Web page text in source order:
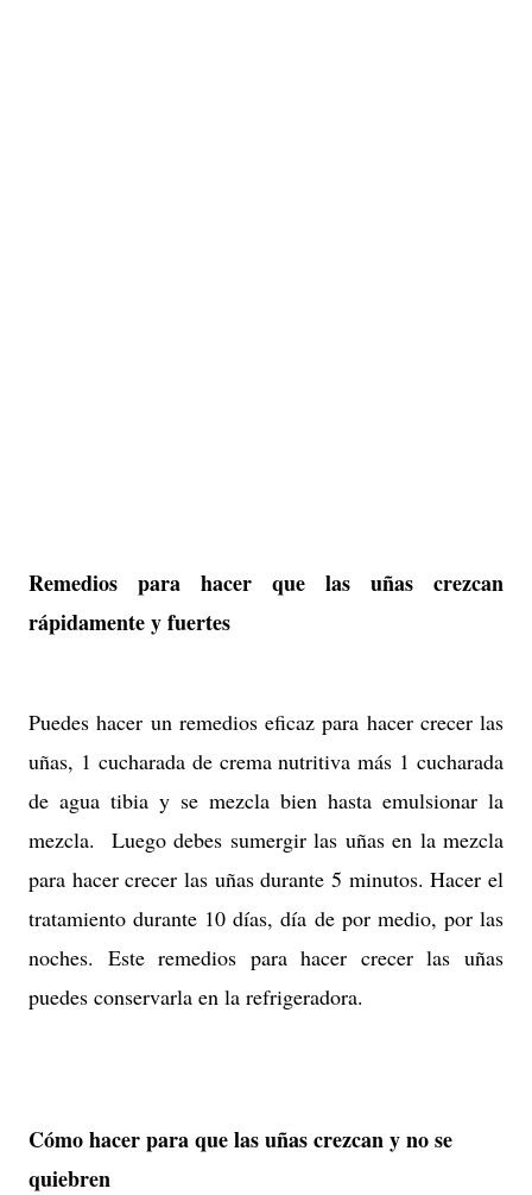
Remedios para hacer que las uñas crezcan
rápidamente y fuertes
Puedes hacer un remedios eficaz para hacer crecer las
uñas, 1 cucharada de crema nutritiva más 1 cucharada
de agua tibia y se mezcla bien hasta emulsionar la
mezcla. Luego debes sumergir las uñas en la mezcla
para hacer crecer las uñas durante 5 minutos. Hacer el
tratamiento durante 10 días, día de por medio, por las
noches. Este remedios para hacer crecer las uñas
puedes conservarla en la refrigeradora.
Cómo hacer para que las uñas crezcan y no se
quiebren